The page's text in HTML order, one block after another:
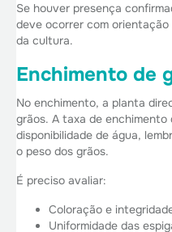
Se houver presença
deve ocorrer com
da cultura.
Enchimento de
No enchimento, a planta
grãos. A taxa de
disponibilidade de água,
o peso dos grãos.
É preciso avaliar:
Coloração e
Uniformidade das